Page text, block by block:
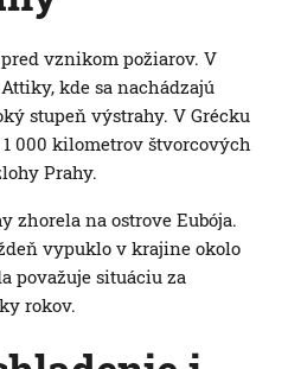
vznikom požiarov. V
kde sa nachádzajú
stupeň výstrahy. V Grécku
000 kilometrov štvorcových
Prahy.
zhorela na ostrove Eubója.
vypuklo v krajine okolo
považuje situáciu za
rokov.